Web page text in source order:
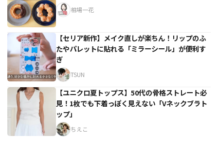
相場一花
【セリア新作】メイク直しが楽ちん！リップのふ
たやパレットに貼れる「ミラーシール」が便利す
ぎ
TSUN
【ユニクロ夏トップス】50代の骨格ストレート必
見！1枚でも下着っぽく見えない「Vネックブラト
ップ」
ちえこ